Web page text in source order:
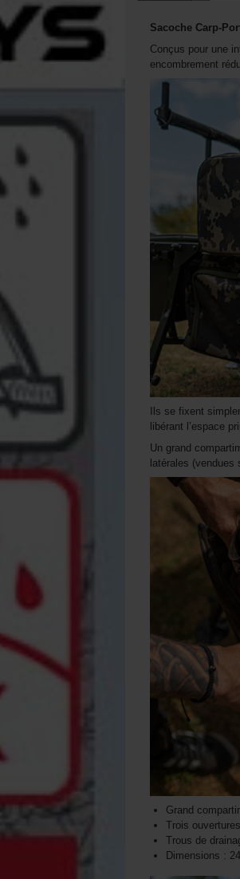
Sacoche Carp-
Conçus pour une
encombrement
Ils se fixent
libérant l’espace
Un grand
latérales
Grand
Trois
Trous de
Dimensions :